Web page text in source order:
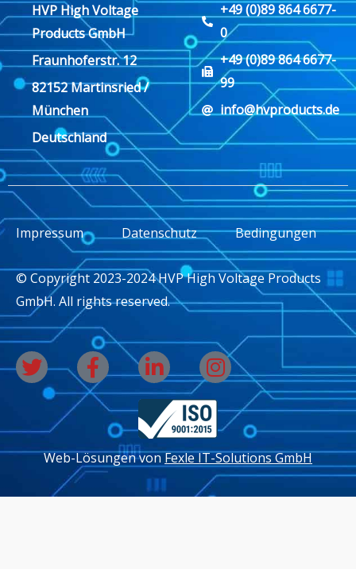
HVP High Voltage
Products GmbH
Fraunhoferstr. 12
82152 Martinsried /
München
Deutschland
+49 (0)89 864 6677-
0
+49 (0)89 864 6677-
99
info@hvproducts.de
Impressum Datenschutz Bedingungen
© Copyright 2023-2024 HVP High Voltage Products
GmbH. All rights reserved.
T
w
t
F
a
c
b
o
k
L
i
n
k
e
d
i
n
I
n
s
t
a
g
r
a
Web-Lösungen vonFexle IT-Solutions GmbH